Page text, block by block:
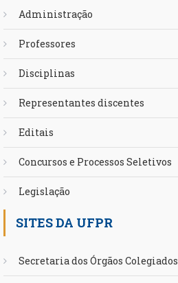
Administração
Professores
Disciplinas
Representantes discentes
Editais
Concursos e Processos Seletivos
Legislação
SITES DA UFPR
Secretaria dos Órgãos Colegiados